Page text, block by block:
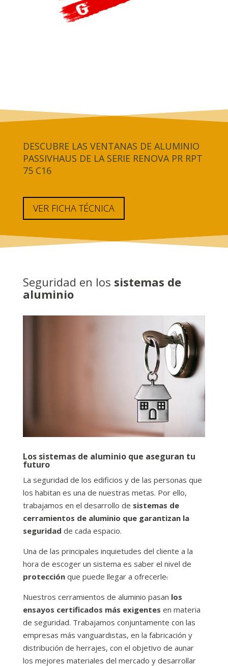
DESCUBRE LAS VENTANAS DE ALUMINIO
PASSIVHAUS DE LA SERIE RENOVA PR RPT
75 C16
VER FICHA TÉCNICA
Seguridad en los sistemas de
aluminio
Los sistemas de aluminio que aseguran tu
futuro
La seguridad de los edificios y de las personas que
los habitan es una de nuestras metas. Por ello,
trabajamos en el desarrollo de sistemas de
cerramientos de aluminio que garantizan la
seguridad de cada espacio.
Una de las principales inquietudes del cliente a la
hora de escoger un sistema es saber el nivel de
protecciónque puede llegar a ofrecerle.
Nuestros cerramientos de aluminio pasan los
ensayos certificados más exigentes en materia
de seguridad. Trabajamos conjuntamente con las
empresas más vanguardistas, en la fabricación y
distribución de herrajes, con el objetivo de aunar
los mejores materiales del mercado y desarrollar